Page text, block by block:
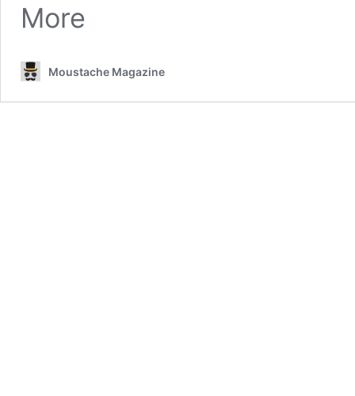
More
Moustache Magazine